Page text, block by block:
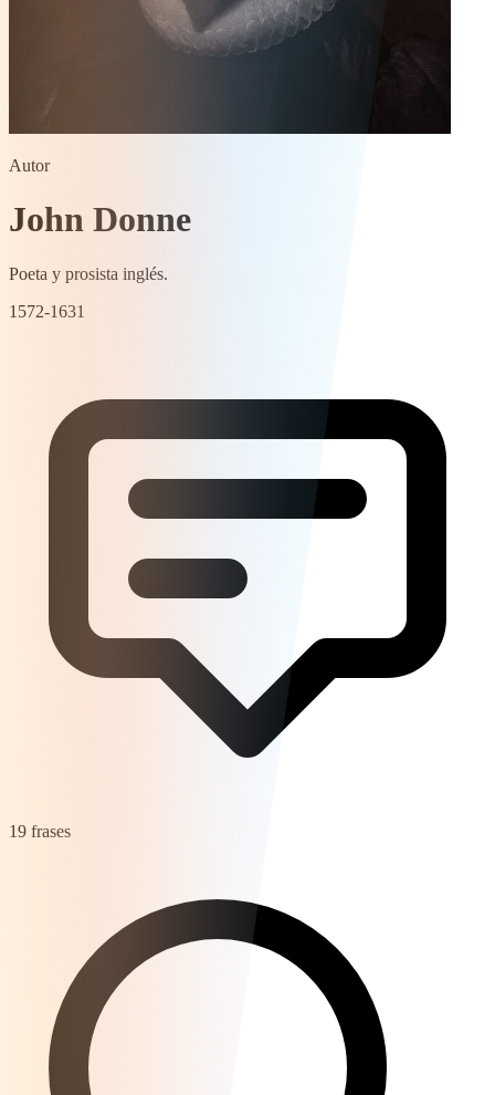
Autor
John Donne
Poeta y prosista inglés.
1572-1631
19 frases